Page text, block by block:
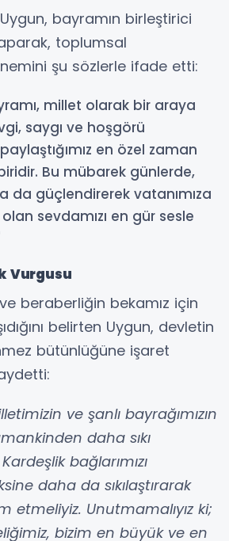
bayramın birleştirici
toplumsal
şu sözlerle ifade etti:
millet olarak bir araya
saygı ve hoşgörü
en özel zaman
Bu mübarek günlerde,
da güçlendirerek vatanımıza
sevdamızı en gür sesle
Vurgusu
beraberliğin bekamız için
belirten Uygun, devletin
bütünlüğüne işaret
ve şanlı bayrağımızın
daha sıkı
bağlarımızı
daha da sıkılaştırarak
etmeliyiz. Unutmamalıyız ki;
bizim en büyük ve en